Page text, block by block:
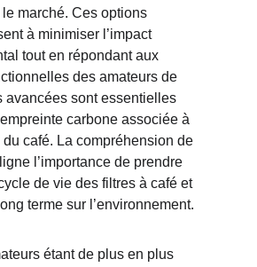
marché. Ces options
à minimiser l’impact
tout en répondant aux
des amateurs de
avancées sont essentielles
carbone associée à
du café. La compréhension de
l’importance de prendre
de vie des filtres à café et
terme sur l’environnement.
étant de plus en plus